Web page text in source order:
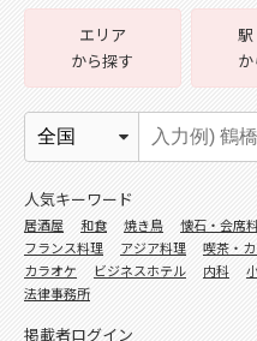
エリア
から探す
駅
人気キーワード
居酒屋 和食 焼き鳥 懐石・会席
フランス料理
アジア料理 喫茶・
カラオケ
ビジネスホテル 内科
法律事務所
掲載者ログイン